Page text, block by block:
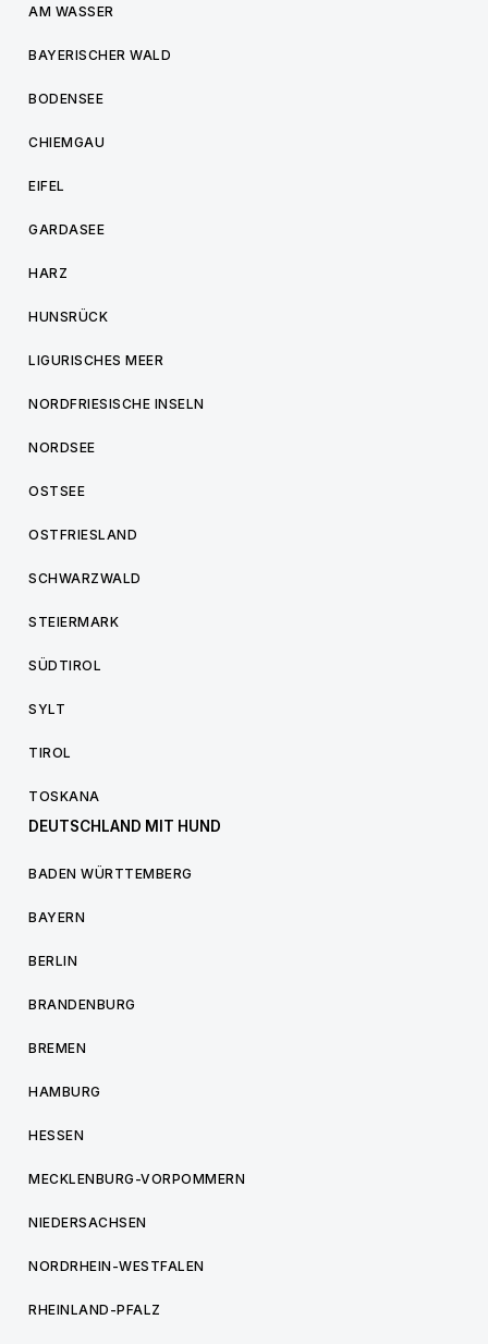
AM WASSER
BAYERISCHER WALD
BODENSEE
CHIEMGAU
EIFEL
GARDASEE
HARZ
HUNSRÜCK
LIGURISCHES MEER
NORDFRIESISCHE INSELN
NORDSEE
OSTSEE
OSTFRIESLAND
SCHWARZWALD
STEIERMARK
SÜDTIROL
SYLT
TIROL
TOSKANA
DEUTSCHLAND MIT HUND
BADEN WÜRTTEMBERG
BAYERN
BERLIN
BRANDENBURG
BREMEN
HAMBURG
HESSEN
MECKLENBURG-VORPOMMERN
NIEDERSACHSEN
NORDRHEIN-WESTFALEN
RHEINLAND-PFALZ